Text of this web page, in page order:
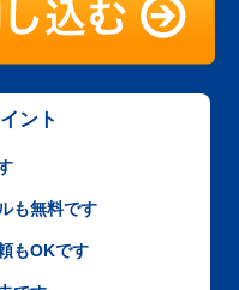
ント
も無料です
もOKです